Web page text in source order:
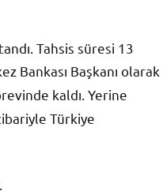
Tahsis süresi 13
Bankası Başkanı olarak
kaldı. Yerine
Türkiye